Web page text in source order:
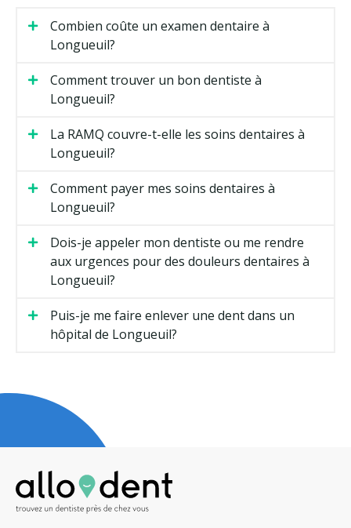
Combien coûte un examen dentaire à
Longueuil?
Comment trouver un bon dentiste à
Longueuil?
La RAMQ couvre-t-elle les soins dentaires à
Longueuil?
Comment payer mes soins dentaires à
Longueuil?
Dois-je appeler mon dentiste ou me rendre
aux urgences pour des douleurs dentaires à
Longueuil?
Puis-je me faire enlever une dent dans un
hôpital de Longueuil?